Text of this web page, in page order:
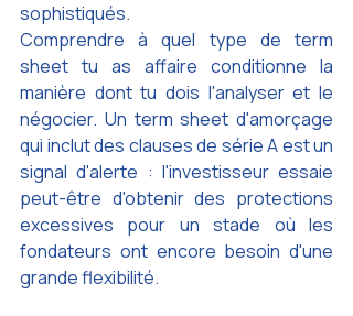
sophistiqués.
Comprendre à quel type de term
sheet tu as affaire conditionne la
manière dont tu dois l'analyser et le
négocier. Un term sheet d'amorçage
qui inclut des clauses de série A est un
signal d'alerte : l'investisseur essaie
peut-être d'obtenir des protections
excessives pour un stade où les
fondateurs ont encore besoin d'une
grande flexibilité.